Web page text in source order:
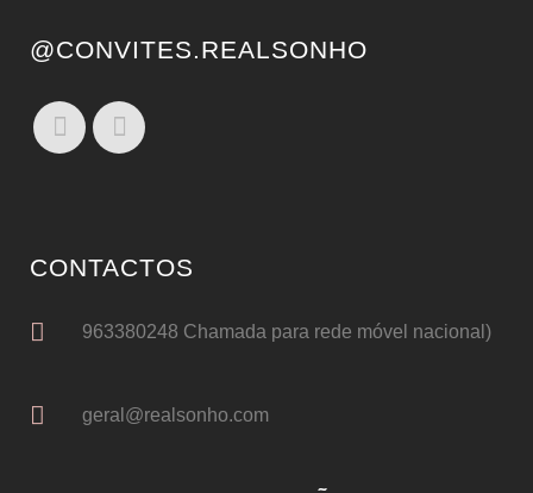
@CONVITES.REALSONHO
CONTACTOS
963380248 Chamada para rede móvel nacional)
geral@realsonho.com